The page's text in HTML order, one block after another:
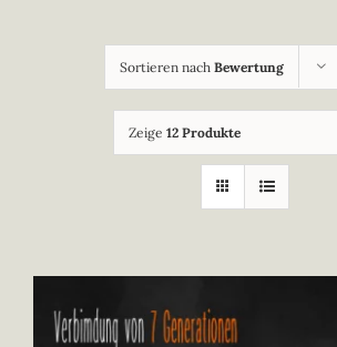
Sortieren nach Bewertung
Zeige 12 Produkte